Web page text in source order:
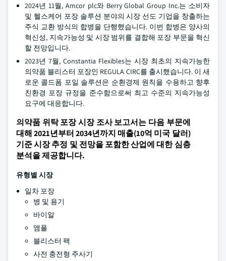
2024년 11월, Amcor plc와 Berry Global Group Inc.는 소비자
및 헬스케어 포장 솔루션 분야의 시장 선도 기업을 창출하는
주식 교환 방식의 합병을 단행했습니다. 이번 합병은 양사의
혁신성, 지속가능성 및 시장 범위를 결합해 포장 부문을 혁신
할 전망입니다.
2023년 7월, Constantia Flexibles는 시장 최초의 지속가능한
의약품 블리스터 포장인 REGULA CIRC를 출시했습니다. 이 새
로운 콜드폼 포일 솔루션은 순환경제 원칙을 수용하고 향후
친환경 포장 규정을 준수함으로써 최고 수준의 지속가능성
요구에 대응합니다.
의약품 위탁 포장 시장 조사 보고서는 다음 부문에
대해 2021년부터 2034년까지 매출(10억 미국 달러)
기준 시장 추정 및 전망을 포함한 산업에 대한 심층
분석을 제공합니다.
유형별 시장
일차 포장
병 및 용기
바이알
앰풀
블리스터 팩
사전 충전형 주사기